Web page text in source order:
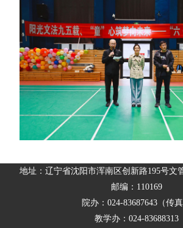
地址：辽宁省沈阳市浑南区创新路195号文
邮编：110169
院办：024-83687643（传真
教学办：024-83688313